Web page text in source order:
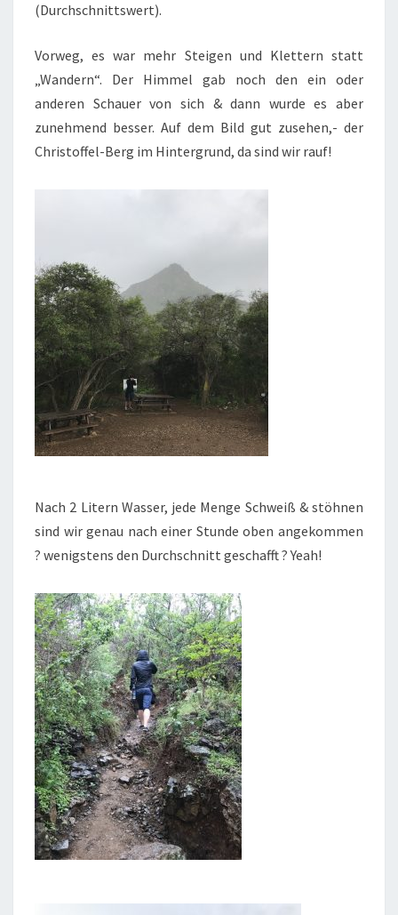
(Durchschnittswert).
Vorweg, es war mehr Steigen und Klettern statt
„Wandern“. Der Himmel gab noch den ein oder
anderen Schauer von sich & dann wurde es aber
zunehmend besser. Auf dem Bild gut zusehen,- der
Christoffel-Berg im Hintergrund, da sind wir rauf!
Nach 2 Litern Wasser, jede Menge Schweiß & stöhnen
sind wir genau nach einer Stunde oben angekommen
? wenigstens den Durchschnitt geschafft ? Yeah!